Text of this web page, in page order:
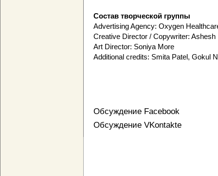
Состав творческой группы
Advertising Agency: Oxygen
Creative Director / Copywriter:
Art Director: Soniya More
Additional credits: Smita Patel, Gokul
Обсуждение Facebook
Обсуждение VKontakte